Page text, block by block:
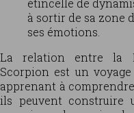
étincelle de
à sortir de sa zone
ses émotions.
La relation entre la
Scorpion est un
apprenant à
ils peuvent construire